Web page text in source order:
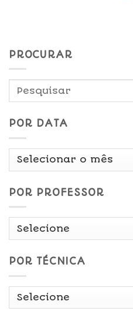
PROCURAR
POR DATA
Por
POR PROFESSOR
POR TÉCNICA